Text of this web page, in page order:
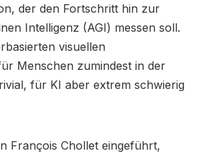
der den Fortschritt hin zur
Intelligenz (AGI) messen soll.
visuellen
Menschen zumindest in der
für KI aber extrem schwierig
François Chollet eingeführt,